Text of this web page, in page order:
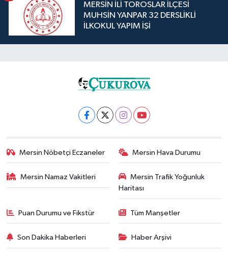
MERSİN İLİ TOROSLAR İLÇESİ
MUHSİN YANPAR 32 DERSLİKLİ
İLKOKUL YAPIM İŞİ
Mersin Nöbetçi Eczaneler Mersin Hava Durumu
Mersin Namaz Vakitleri
Mersin Trafik Yoğunluk
Haritası
Puan Durumu ve Fikstür Tüm Manşetler
Son Dakika Haberleri Haber Arşivi